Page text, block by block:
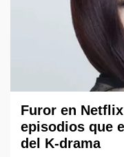
Furor en
episodios que
del K-drama